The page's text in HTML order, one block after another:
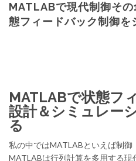
ス
MATLABで現代制御そ
態フィードバック制御を
MATLABで状態フ
設計＆シミュレー
る
私の中ではMATLABといえば制
MATLABは行列計算を多用する現